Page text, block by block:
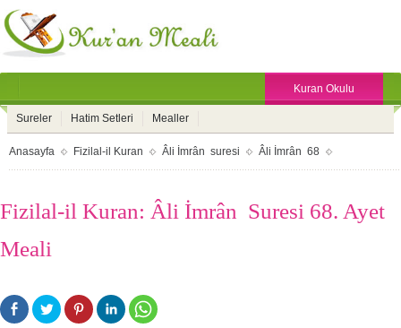
Kuran Okulu
Sureler Hatim Setleri Mealler
Anasayfa Fizilal-il Kuran Âli İmrân suresi Âli İmrân 68
Fizilal-il Kuran: Âli İmrân Suresi 68. Ayet
Meali